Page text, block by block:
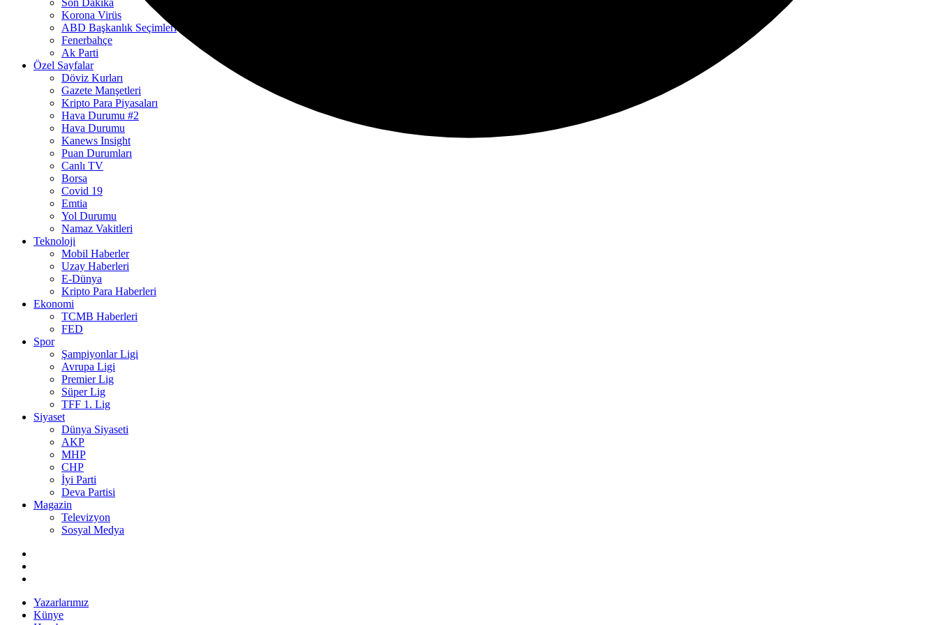
Son Dakika
Korona Virüs
ABD Başkanlık Seçimleri
Fenerbahçe
Ak Parti
Özel Sayfalar
Döviz Kurları
Gazete Manşetleri
Kripto Para Piyasaları
Hava Durumu #2
Hava Durumu
Kanews Insight
Puan Durumları
Canlı TV
Borsa
Covid 19
Emtia
Yol Durumu
Namaz Vakitleri
Teknoloji
Mobil Haberler
Uzay Haberleri
E-Dünya
Kripto Para Haberleri
Ekonomi
TCMB Haberleri
FED
Spor
Şampiyonlar Ligi
Avrupa Ligi
Premier Lig
Süper Lig
TFF 1. Lig
Siyaset
Dünya Siyaseti
AKP
MHP
CHP
İyi Parti
Deva Partisi
Magazin
Televizyon
Sosyal Medya
Yazarlarımız
Künye